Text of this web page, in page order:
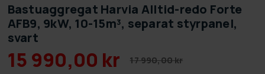
Bastuaggregat Harvia Alltid-redo Forte
AFB9, 9kW, 10-15m³, separat styrpanel,
svart
15 990,00 kr 17 990,00 kr